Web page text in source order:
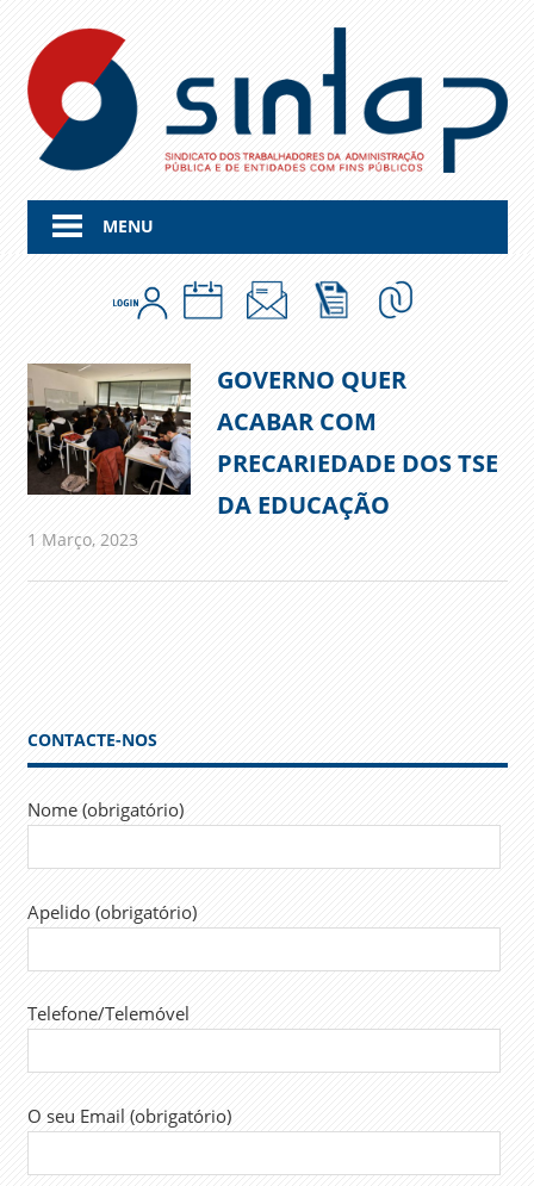
content
MENU
GOVERNO QUER
ACABAR COM
PRECARIEDADE DOS TSE
DA EDUCAÇÃO
1 Março, 2023
CONTACTE-NOS
Nome (obrigatório)
Apelido (obrigatório)
Telefone/Telemóvel
O seu Email (obrigatório)